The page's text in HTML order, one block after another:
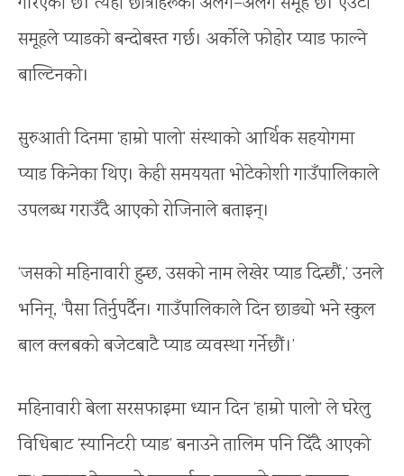
समूहले प्याडको बन्दोबस्त गर्छ। अर्कोले फोहोर प्याड फाल्ने
बाल्टिनको।
सुरुआती दिनमा ‘हाम्रो पालो’ संस्थाको आर्थिक सहयोगमा
प्याड किनेका थिए। केही समययता भोटेकोशी गाउँपालिकाले
उपलब्ध गराउँदै आएको रोजिनाले बताइन्।
‘जसको महिनावारी हुन्छ, उसको नाम लेखेर प्याड दिन्छौं,’ उनले
भनिन्, ‘पैसा तिर्नुपर्दैन। गाउँपालिकाले दिन छाड्यो भने स्कुल
बाल क्लबको बजेटबाटै प्याड व्यवस्था गर्नेछौं।’
महिनावारी बेला सरसफाइमा ध्यान दिन ‘हाम्रो पालो’ ले घरेलु
विधिबाट ‘स्यानिटरी प्याड’ बनाउने तालिम पनि दिँदै आएको